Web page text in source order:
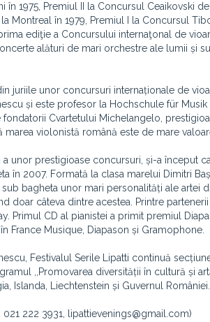
1975, Premiul II la Concursul Ceaikovski
Montreal în 1979, Premiul I la Concursul
ediţie a Concursului internaţonal de
alături de mari orchestre ale lumii și
juriile unor concursuri internaționale de
și este profesor la Hochschule für
fondatorii Cvartetului Michelangelo,
violonistă română este de mare
a unor prestigioase concursuri, și-a început
în 2007. Formată la clasa marelui Dimitri
bagheta unor mari personalități ale artei
doar câteva dintre acestea. Printre
Primul CD al pianistei a primit premiul
France Musique, Diapason și Gramophone.
Festivalul Serile Lipatti continuă
,,Promovarea diversității în cultură și
Islanda, Liechtenstein și Guvernul României.
222 3931, lipattievenings@gmail.com)